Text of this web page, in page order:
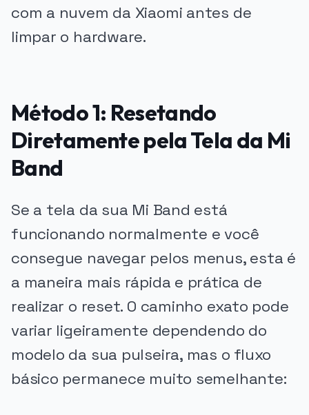
com a nuvem da Xiaomi antes de
limpar o hardware.
Método 1: Resetando
Diretamente pela Tela da Mi
Band
Se a tela da sua Mi Band está
funcionando normalmente e você
consegue navegar pelos menus, esta é
a maneira mais rápida e prática de
realizar o reset. O caminho exato pode
variar ligeiramente dependendo do
modelo da sua pulseira, mas o fluxo
básico permanece muito semelhante: